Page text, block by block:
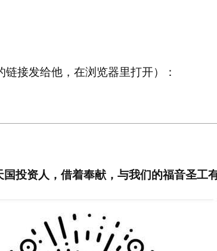
接发给他，在浏览器里打开）：
国投资人，借着奉献，与我们的福音圣工